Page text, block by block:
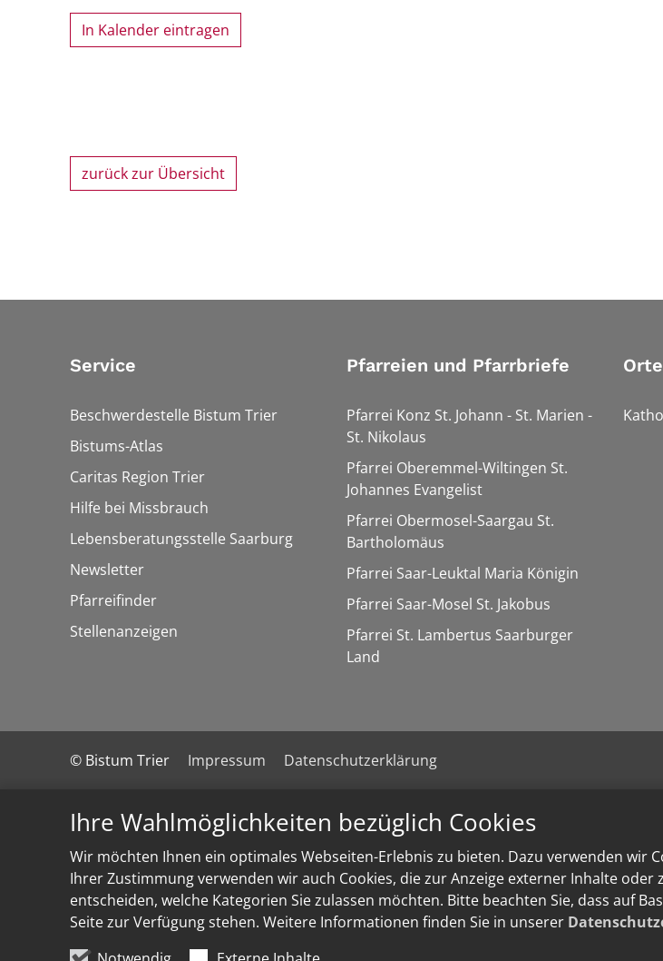
Ihre Wahlmöglichkeiten bezüglich Cookies
Wir möchten Ihnen ein optimales Webseiten-Erlebnis zu bieten. Dazu verwenden wir
Ihrer Zustimmung verwenden wir auch Cookies, die zur Anzeige externer Inhalte
entscheiden, welche Kategorien Sie zulassen möchten. Bitte beachten Sie, dass auf
Seite zur Verfügung stehen. Weitere Informationen finden Sie in unserer
In Kalender eintragen
zurück zur Übersicht
Service
Beschwerdestelle Bistum Trier
Bistums-Atlas
Caritas Region Trier
Hilfe bei Missbrauch
Lebensberatungsstelle Saarburg
Newsletter
Pfarreifinder
Stellenanzeigen
Pfarreien und Pfarrbriefe
Pfarrei Konz St. Johann - St. Marien -
St. Nikolaus
Pfarrei Oberemmel-Wiltingen St.
Johannes Evangelist
Pfarrei Obermosel-Saargau St.
Bartholomäus
Pfarrei Saar-Leuktal Maria Königin
Pfarrei Saar-Mosel St. Jakobus
Pfarrei St. Lambertus Saarburger
Land
© Bistum Trier Impressum Datenschutzerklärung